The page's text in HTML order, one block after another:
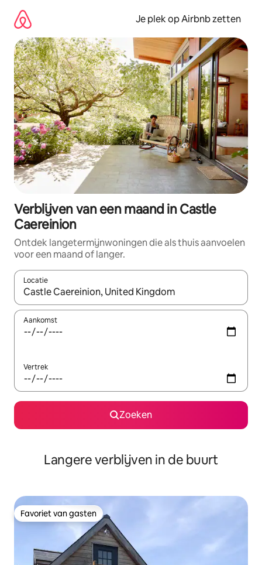
direct
naar
inhoud
Je plek op Airbnb zetten
Verblijven van een maand in Castle
Caereinion
Ontdek langetermijnwoningen die als thuis aanvoelen
voor een maand of langer.
Locatie
Wanneer er resultaten beschikbaar zijn, maak je een keuze
Aankomst
Vertrek
Zoeken
Langere verblijven in de buurt
Favoriet van gasten
Favoriet van gasten